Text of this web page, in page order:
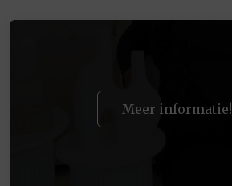
Meer informatie!